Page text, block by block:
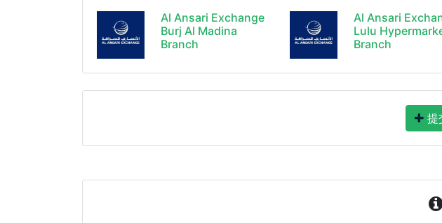
Al Ansari Exchange
Burj Al Madina
Branch
Al Ansari
Lulu
Branch
提